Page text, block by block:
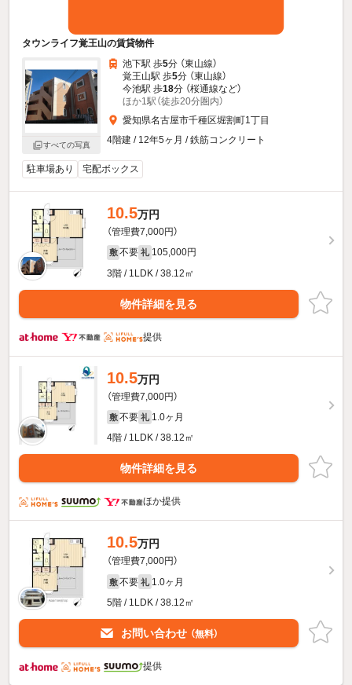
タウンライフ覚王山の賃貸物件
すべての写真
池下駅 歩5分 （東山線）
覚王山駅 歩5分 （東山線）
今池駅 歩18分 （桜通線など）
ほか1駅（徒歩20分圏内）
愛知県名古屋市千種区堀割町1丁目
4階建 / 12年5ヶ月 / 鉄筋コンクリート
駐車場あり 宅配ボックス
10.5万円
（管理費7,000円）
敷 不要 礼 105,000円
3階 / 1LDK / 38.12㎡
物件詳細を見る
提供
10.5万円
（管理費7,000円）
敷 不要 礼 1.0ヶ月
4階 / 1LDK / 38.12㎡
物件詳細を見る
ほか提供
10.5万円
（管理費7,000円）
敷 不要 礼 1.0ヶ月
5階 / 1LDK / 38.12㎡
お問い合わせ （無料）
提供